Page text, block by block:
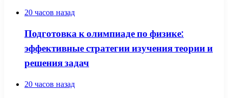
20 часов назад
Подготовка к олимпиаде по физике:
эффективные стратегии изучения теории и
решения задач
20 часов назад